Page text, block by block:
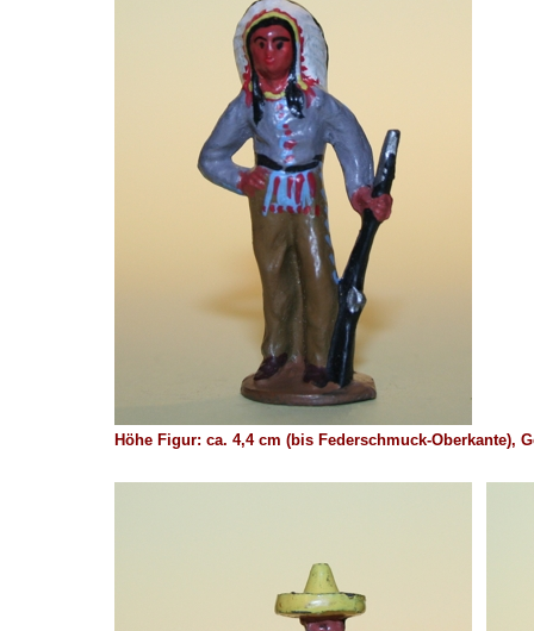
Höhe Figur: ca. 4,4 cm (bis Federschmuck-Oberkante),